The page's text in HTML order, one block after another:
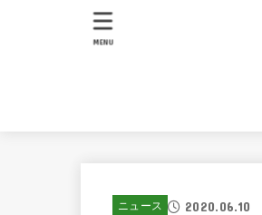
MENU
ニュース 2020.06.10